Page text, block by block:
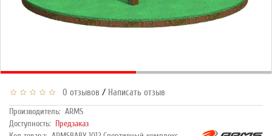
0 отзывов / Написать отзыв
Производитель: ARMS
Доступность: Предзаказ